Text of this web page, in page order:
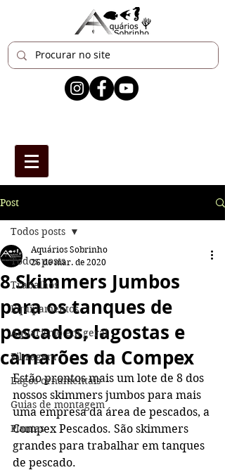
Post
Todos posts
Trabalhos
Equipamentos
Aquarismo em geral
Filtragem
Lagos ornamentais
Guias de montagem
Plantas
Todos posts
8 Skimmers Jumbos
para os tanques de
pescados, lagostas e
camarões da Compex
Aquários Sobrinho
26 de mar. de 2020
Estão prontos mais um lote de 8 dos
nossos skimmers jumbos para mais
uma empresa da área de pescados, a
Compex Pescados. São skimmers
grandes para trabalhar em tanques
de pescado.